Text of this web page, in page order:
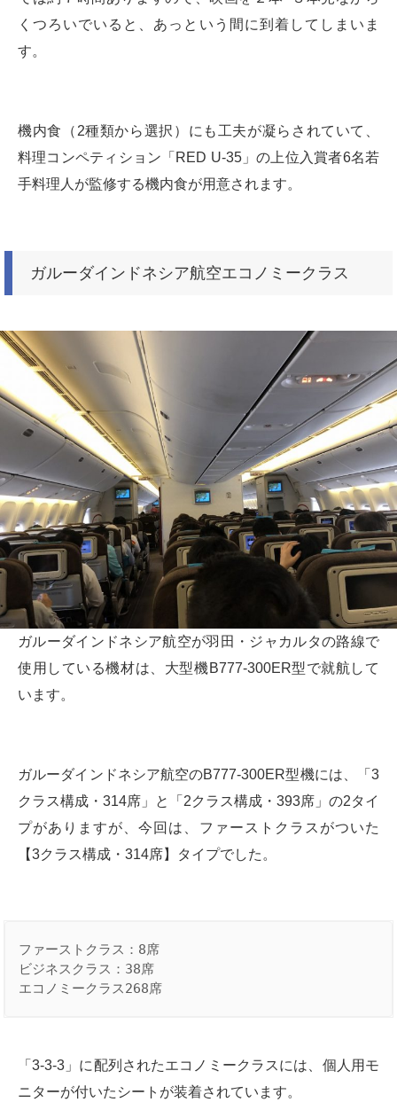
くつろいでいると、あっという間に到着してしまいま
す。
機内食（2種類から選択）にも工夫が凝らされていて、
料理コンペティション「RED U-35」の上位入賞者6名若
手料理人が監修する機内食が用意されます。
ガルーダインドネシア航空エコノミークラス
ガルーダインドネシア航空が羽田・ジャカルタの路線で
使用している機材は、大型機B777-300ER型で就航して
います。
ガルーダインドネシア航空のB777-300ER型機には、「3
クラス構成・314席」と「2クラス構成・393席」の2タイ
プがありますが、今回は、ファーストクラスがついた
【3クラス構成・314席】タイプでした。
ファーストクラス：8席
ビジネスクラス：38席
エコノミークラス268席
「3-3-3」に配列されたエコノミークラスには、個人用モ
ニターが付いたシートが装着されています。